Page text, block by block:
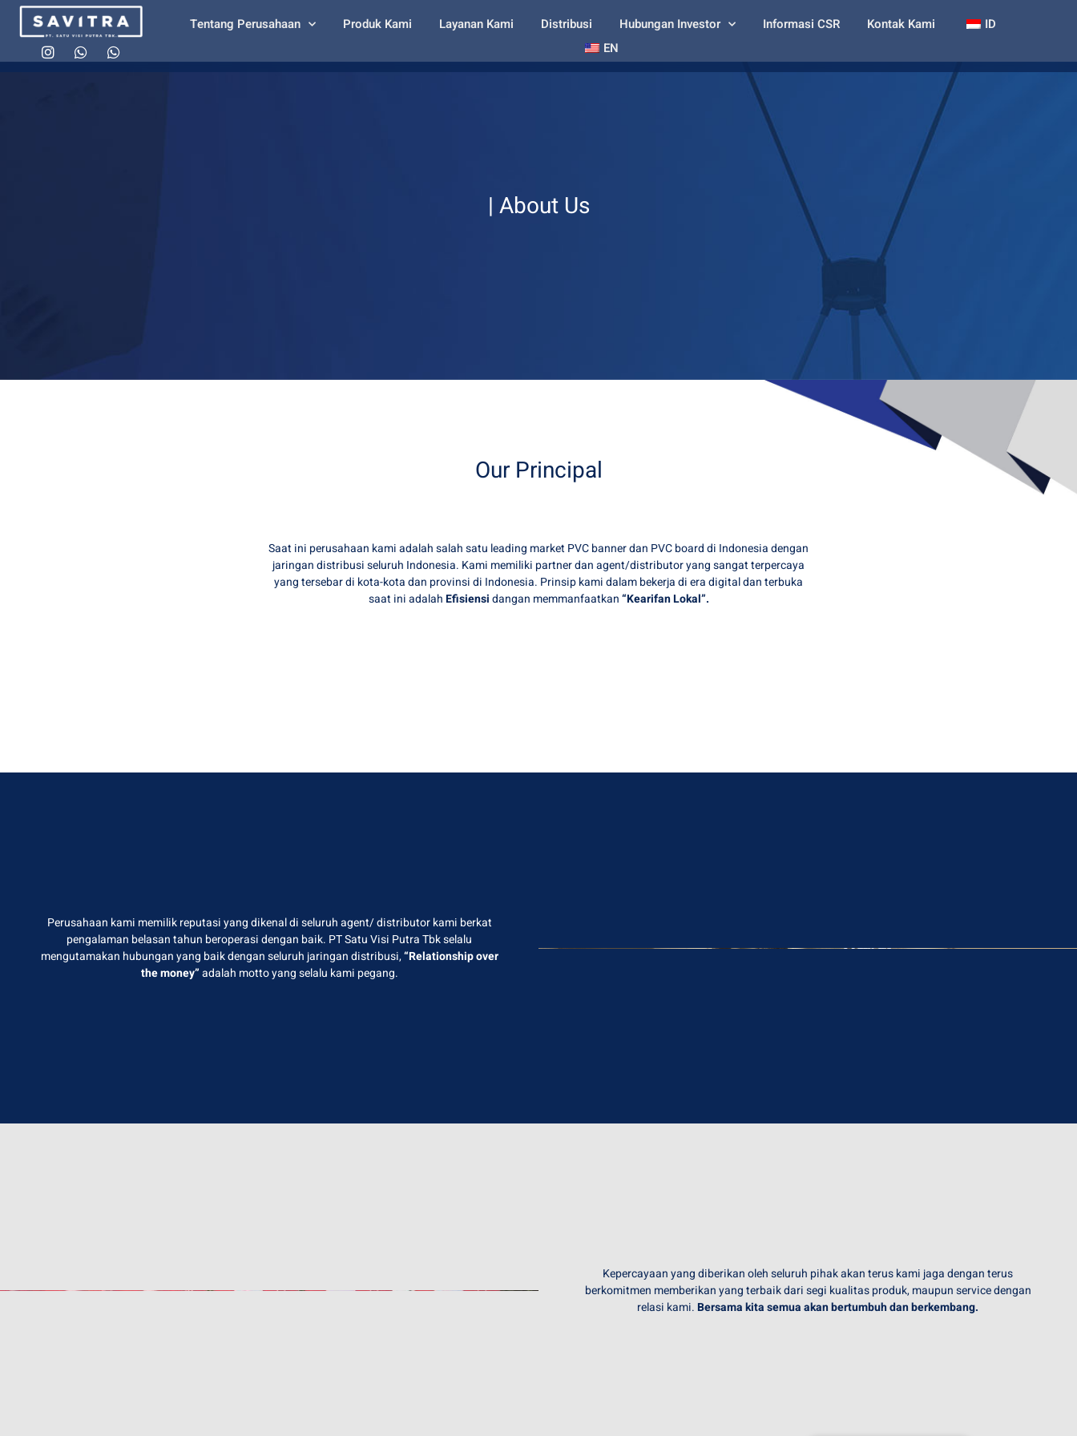
Tentang Perusahaan Produk Kami Layanan Kami Distribusi Hubungan Investor Informasi CSR Kontak Kami
ID
EN
| About Us
Our Principal
Saat ini perusahaan kami adalah salah satu leading market PVC banner dan PVC board di Indonesia dengan
jaringan distribusi seluruh Indonesia. Kami memiliki partner dan agent/distributor yang sangat terpercaya
yang tersebar di kota-kota dan provinsi di Indonesia. Prinsip kami dalam bekerja di era digital dan terbuka
saat ini adalahEfisiensidangan memmanfaatkan“Kearifan Lokal”.
Perusahaan kami memilik reputasi yang dikenal di seluruh agent/ distributor kami berkat
pengalaman belasan tahun beroperasi dengan baik. PT Satu Visi Putra Tbk selalu
mengutamakan hubungan yang baik dengan seluruh jaringan distribusi,“Relationship over
the money”adalah motto yang selalu kami pegang.
Kepercayaan yang diberikan oleh seluruh pihak akan terus kami jaga dengan terus
berkomitmen memberikan yang terbaik dari segi kualitas produk, maupun service dengan
relasi kami.Bersama kita semua akanbertumbuh dan berkembang.